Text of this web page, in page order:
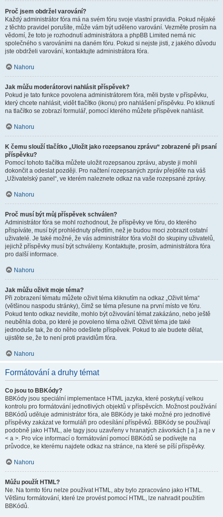
Proč jsem obdržel varování?
Každý administrátor fóra má na svém fóru svoje vlastní pravidla. Pokud nějaké
z těchto pravidel porušíte, může vám být uděleno varování. Vezměte prosím na
vědomí, že toto je rozhodnutí administrátora a phpBB Limited nemá nic
společného s varováními na daném fóru. Pokud si nejste jisti, z jakého důvodu
jste obdrželi varování, kontaktujte administrátora fóra.
Nahoru
Jak můžu moderátorovi nahlásit příspěvek?
Pokud je tato funkce povolena administrátorem fóra, měli byste v příspěvku,
který chcete nahlásit, vidět tlačítko (ikonu) pro nahlášení příspěvku. Po kliknutí
na tlačítko se zobrazí formulář, pomocí kterého můžete příspěvek nahlásit.
Nahoru
K čemu slouží tlačítko „Uložit jako rozepsanou zprávu“ zobrazené při psaní
příspěvku?
Pomocí tohoto tlačítka můžete uložit rozepsanou zprávu, abyste ji mohli
dokončit a odeslat později. Pro načtení rozepsaných zpráv přejděte na váš
„Uživatelský panel“, ve kterém naleznete odkaz na vaše rozepsané zprávy.
Nahoru
Proč musí být můj příspěvek schválen?
Administrátor fóra se mohl rozhodnout, že příspěvky ve fóru, do kterého
přispíváte, musí být prohlédnuty předtím, než je budou moci zobrazit ostatní
uživatelé. Je také možné, že vás administrátor fóra vložil do skupiny uživatelů,
jejichž příspěvky musí být schváleny. Kontaktujte, prosím, administrátora fóra
pro další informace.
Nahoru
Jak můžu oživit moje téma?
Při zobrazení tématu můžete oživit téma kliknutím na odkaz „Oživit téma“
(většinou naspodu stránky), čímž se téma přesune na první místo ve fóru.
Pokud tento odkaz nevidíte, mohlo být oživování témat zakázáno, nebo ještě
neuběhla doba, po které je povoleno téma oživit. Oživit téma jde také
jednoduše tak, že do něho odešlete příspěvek. Pokud to ale budete dělat,
ujistěte se, že to není proti pravidlům fóra.
Nahoru
Formátování a druhy témat
Co jsou to BBKódy?
BBKódy jsou speciální implementace HTML jazyka, které poskytují velkou
kontrolu pro formátování jednotlivých objektů v příspěvcích. Možnost používání
BBKódů uděluje administrátor fóra, ale BBKódy je také možné pro jednotlivé
příspěvky zakázat ve formuláři pro odesílání příspěvků. BBKódy se používají
podobně jako HTML, ale tagy jsou uzavřeny v hranatých závorkách [ a ] a ne v
< a >. Pro více informací o formátování pomocí BBKódů se podívejte na
průvodce, ke kterému najdete odkaz na stránce, na které se píší příspěvky.
Nahoru
Můžu použít HTML?
Ne. Na tomto fóru nelze používat HTML, aby bylo zpracováno jako HTML.
Většinu formátování, které lze provést pomocí HTML, lze nahradit použitím
BBKódů.